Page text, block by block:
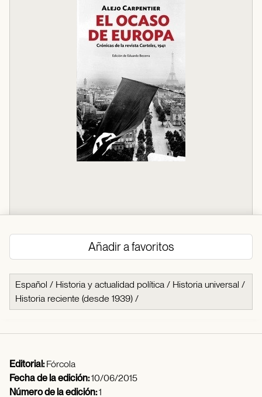
Añadir a favoritos
Español / Historia y actualidad política / Historia universal /
Historia reciente (desde 1939) /
Editorial:Fórcola
Fecha de la edición:10/06/2015
Número de la edición:1